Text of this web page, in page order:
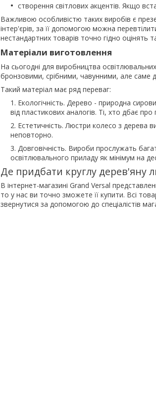
створення світлових акцентів. Якщо
Важливою особливістю таких виробів є
інтер'єрів, за її допомогою можна
нестандартних товарів точно гідно оцінять
Матеріали виготовлення
На сьогодні для виробництва
бронзовими, срібними, чавунними, але саме
Такий матеріал має ряд переваг:
Екологічність. Дерево - природна
від пластикових аналогів. Ті, хто дбає
Естетичність. Люстри колесо з дерева
неповторно.
Довговічність. Вироби прослужать
освітлювального приладу як мінімум на
Де придбати круглу дерев'яну
В інтернет-магазині Grand Versal
то у нас ви точно зможете її купити. Всі
звернутися за допомогою до спеціалістів